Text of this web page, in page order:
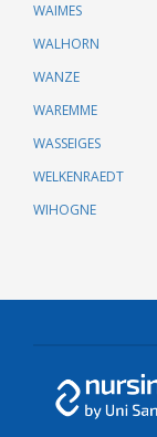
WAIMES
WALHORN
WANZE
WAREMME
WASSEIGES
WELKENRAEDT
WIHOGNE